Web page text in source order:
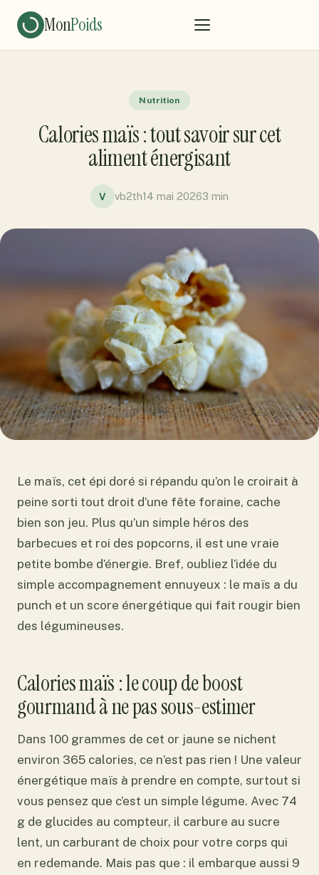
MonPoids
Nutrition
Calories maïs : tout savoir sur cet
aliment énergisant
V vb2th14 mai 20263 min
Le maïs, cet épi doré si répandu qu’on le croirait à
peine sorti tout droit d’une fête foraine, cache
bien son jeu. Plus qu’un simple héros des
barbecues et roi des popcorns, il est une vraie
petite bombe d’énergie. Bref, oubliez l’idée du
simple accompagnement ennuyeux : le maïs a du
punch et un score énergétique qui fait rougir bien
des légumineuses.
Calories maïs : le coup de boost
gourmand à ne pas sous-estimer
Dans 100 grammes de cet or jaune se nichent
environ 365 calories, ce n’est pas rien ! Une valeur
énergétique maïs à prendre en compte, surtout si
vous pensez que c’est un simple légume. Avec 74
g de glucides au compteur, il carbure au sucre
lent, un carburant de choix pour votre corps qui
en redemande. Mais pas que : il embarque aussi 9